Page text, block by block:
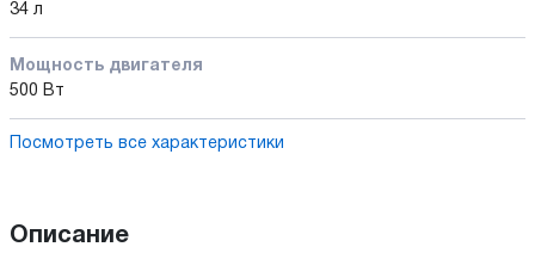
34 л
Мощность двигателя
500 Вт
Посмотреть все характеристики
Описание